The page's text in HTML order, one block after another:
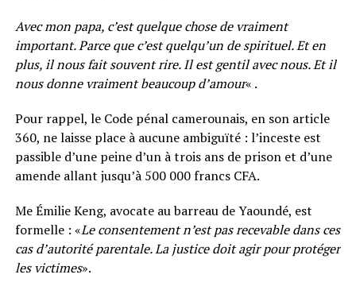
Avec mon papa, c’est quelque chose de vraiment
important.Parce que c’est quelqu’un de spirituel.Et en
plus, il nous fait souvent rire.Il est gentil avec nous.Et il
nous donne vraiment beaucoup d’amour« .
Pour rappel, le Code pénal camerounais, en son article
360, ne laisse place à aucune ambiguïté : l’inceste est
passible d’une peine d’un à trois ans de prison et d’une
amende allant jusqu’à 500 000 francs CFA.
Me Émilie Keng, avocate au barreau de Yaoundé, est
formelle : «Le consentement n’est pas recevable dans ces
cas d’autorité parentale. La justice doit agir pour protéger
les victimes».